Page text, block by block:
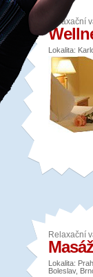
Relaxační
Lokalita:
Relaxační
Lokalita:
Boleslav,